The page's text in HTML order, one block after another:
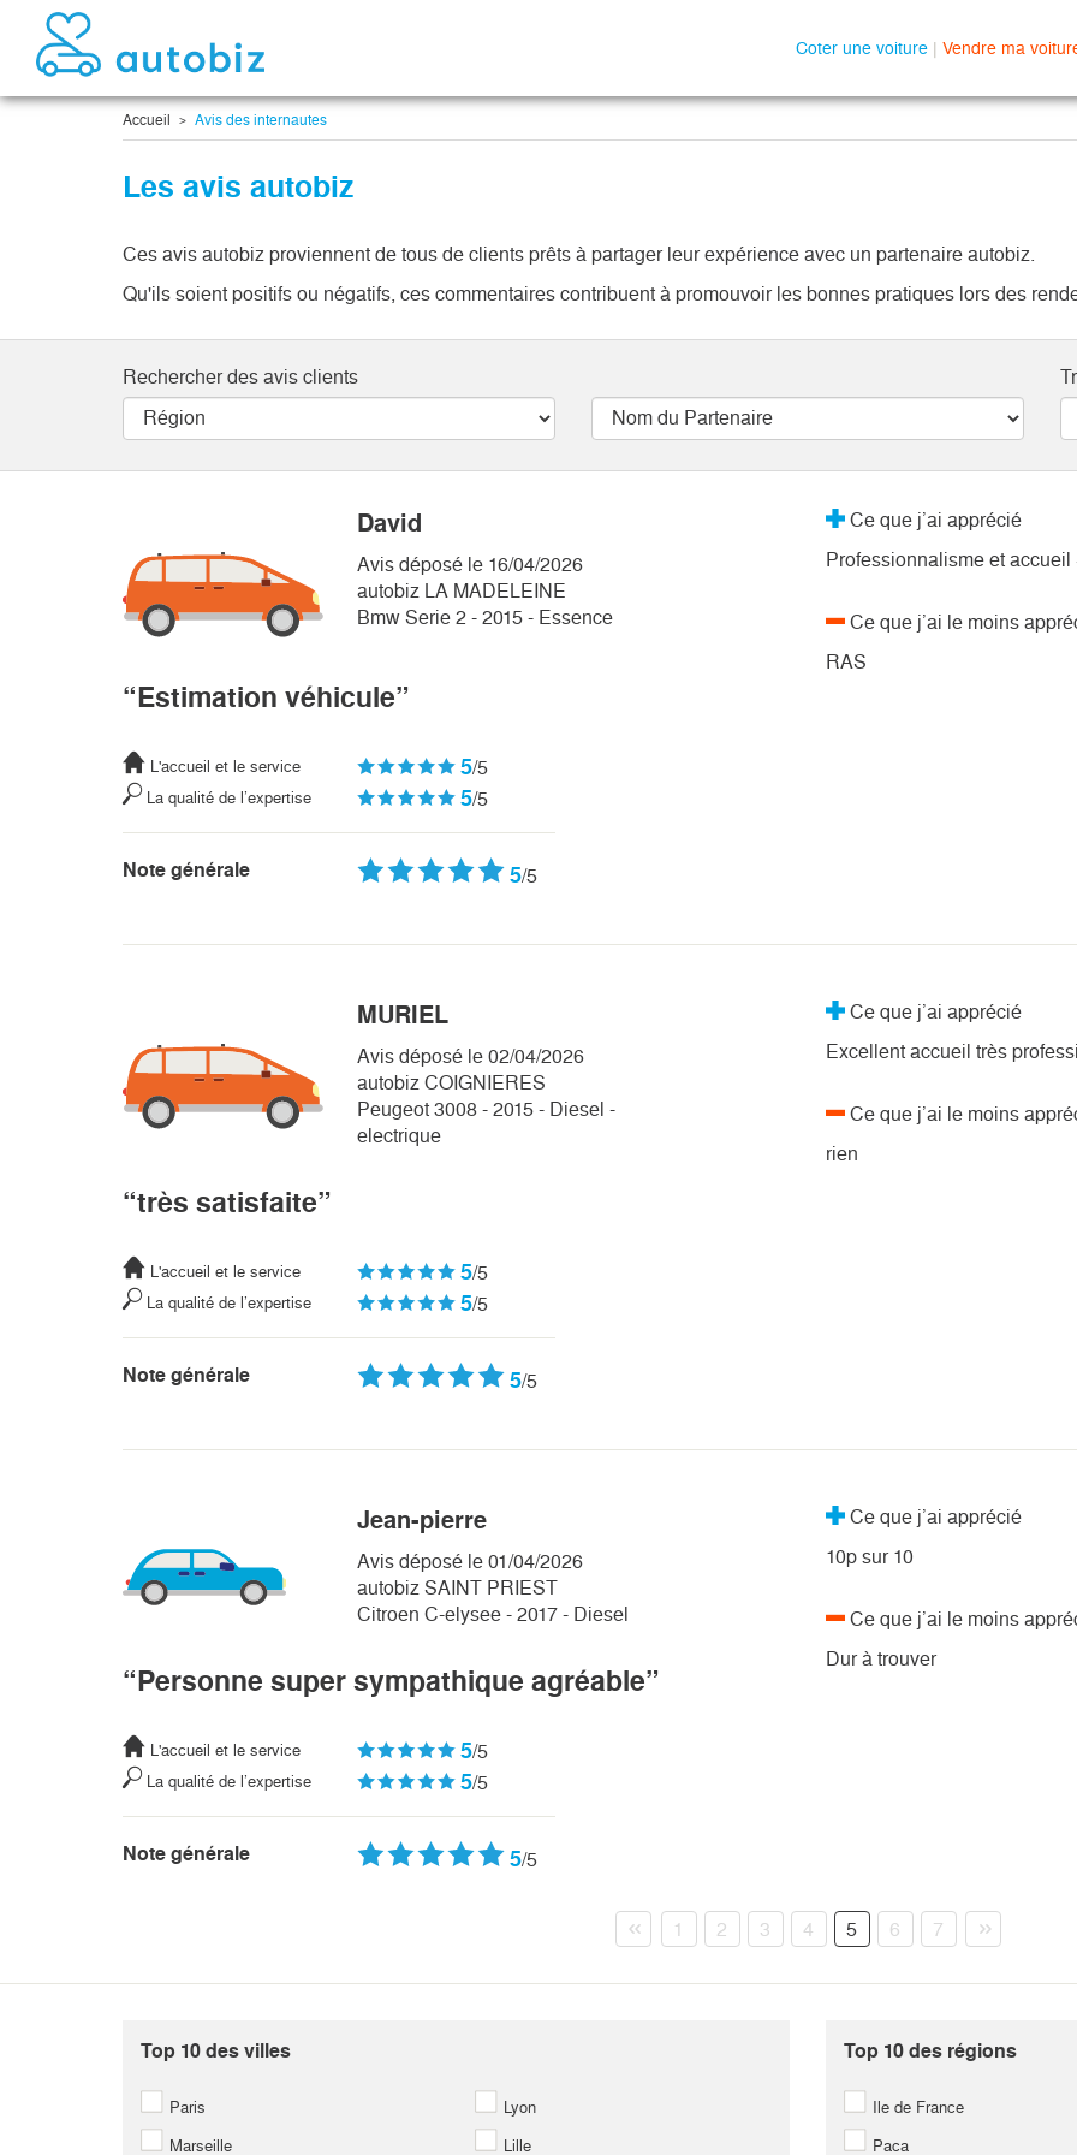
Coter une voiture | Vendre ma
Accueil Avis des internautes
Les avis autobiz
Ces avis autobiz proviennent de tous de clients prêts à partager leur expérience avec un partenaire autobiz.
Qu'ils soient positifs ou négatifs, ces commentaires contribuent à promouvoir les bonnes pratiques lors des
Rechercher des avis clients
David
Avis déposé le 16/04/2026
autobiz LA MADELEINE
Bmw Serie 2 - 2015 - Essence
“Estimation véhicule”
L'accueil et le service 5/5
La qualité de l’expertise 5/5
Note générale 5/5
Ce que j’ai apprécié
Professionnalisme et accueil
Ce que j’ai le moins
RAS
MURIEL
Avis déposé le 02/04/2026
autobiz COIGNIERES
Peugeot 3008 - 2015 - Diesel -
electrique
“très satisfaite”
L'accueil et le service 5/5
La qualité de l’expertise 5/5
Note générale 5/5
Ce que j’ai apprécié
Excellent accueil très
Ce que j’ai le moins
rien
Jean-pierre
Avis déposé le 01/04/2026
autobiz SAINT PRIEST
Citroen C-elysee - 2017 - Diesel
“Personne super sympathique agréable”
L'accueil et le service 5/5
La qualité de l’expertise 5/5
Note générale 5/5
Ce que j’ai apprécié
10p sur 10
Ce que j’ai le moins
Dur à trouver
1 2 3 4 5 6 7
Top 10 des villes
Paris Lyon
Marseille Lille
Top 10 des régions
Ile de France
Paca